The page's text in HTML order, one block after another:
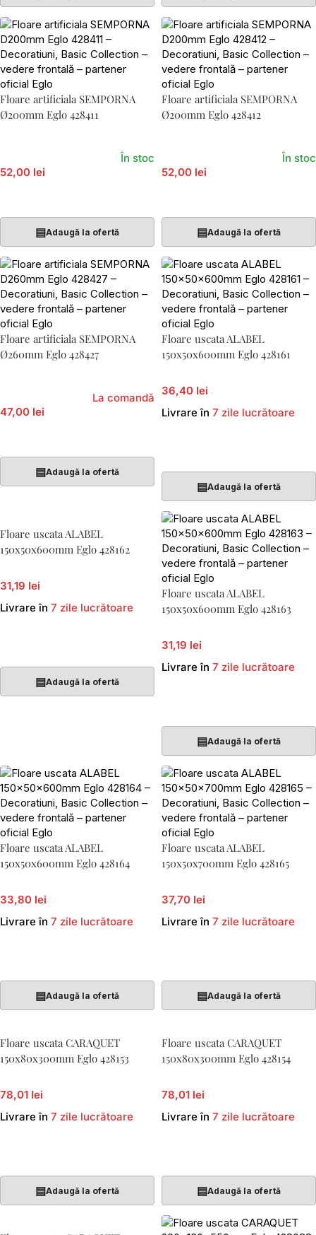
Floare artificiala SEMPORNA
Ø200mm Eglo 428411
52,00 lei
În stoc
▤Adaugă la ofertă
Floare artificiala SEMPORNA
Ø200mm Eglo 428412
52,00 lei
În stoc
▤Adaugă la ofertă
Floare artificiala SEMPORNA
Ø260mm Eglo 428427
47,00 lei
La comandă
▤Adaugă la ofertă
Floare uscata ALABEL
150x50x600mm Eglo 428161
36,40 lei
Livrare în 7 zile lucrătoare
▤Adaugă la ofertă
Floare uscata ALABEL
150x50x600mm Eglo 428162
31,19 lei
Livrare în 7 zile lucrătoare
▤Adaugă la ofertă
Floare uscata ALABEL
150x50x600mm Eglo 428163
31,19 lei
Livrare în 7 zile lucrătoare
▤Adaugă la ofertă
Floare uscata ALABEL
150x50x600mm Eglo 428164
33,80 lei
Livrare în 7 zile lucrătoare
▤Adaugă la ofertă
Floare uscata ALABEL
150x50x700mm Eglo 428165
37,70 lei
Livrare în 7 zile lucrătoare
▤Adaugă la ofertă
Floare uscata CARAQUET
150x80x300mm Eglo 428153
78,01 lei
Livrare în 7 zile lucrătoare
▤Adaugă la ofertă
Floare uscata CARAQUET
150x80x300mm Eglo 428154
78,01 lei
Livrare în 7 zile lucrătoare
▤Adaugă la ofertă